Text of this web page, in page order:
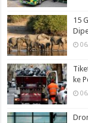
15
ke